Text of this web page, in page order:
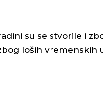
su se stvorile i
loših vremenskih